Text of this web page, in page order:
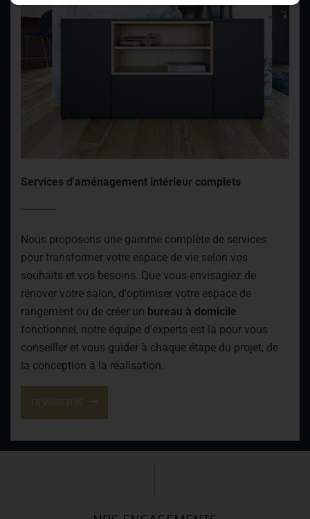
Services d'aménagement intérieur complets
Nous proposons une gamme complète de services
pour transformer votre espace de vie selon vos
souhaits et vos besoins. Que vous envisagiez de
rénover votre salon, d'optimiser votre espace de
rangement ou de créer un bureau à domicile
fonctionnel, notre équipe d'experts est là pour vous
conseiller et vous guider à chaque étape du projet, de
la conception à la réalisation.
EN SAVOIR PLUS